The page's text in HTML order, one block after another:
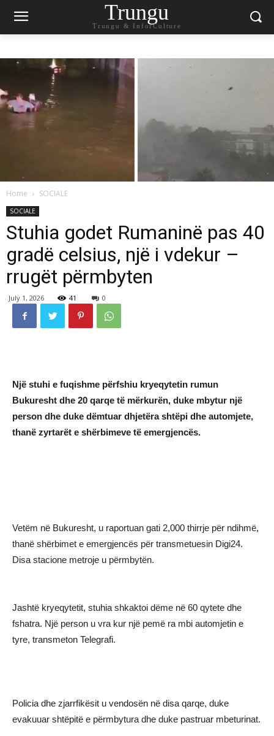
Trungu
Trungu & InforCulture
Home SOCIALE
SOCIALE
Stuhia godet Rumaninë pas 40
gradë celsius, një i vdekur –
rrugët përmbyten
July 1, 2026 41 0
Një stuhi e fuqishme përfshiu kryeqytetin rumun
Bukuresht dhe 20 qarqe të mërkurën, duke mbytur një
person dhe duke dëmtuar dhjetëra shtëpi dhe automjete,
thanë zyrtarët e shërbimeve të emergjencës.
Vetëm në Bukuresht, u raportuan gati 2,000 thirrje për ndihmë,
thanë shërbimet e emergjencës për transmetuesin Digi24.
Disa stacione metroje u përmbytën.
Jashtë kryeqytetit, stuhia shkaktoi dëme në 60 qytete dhe
fshatra. Një person u vra kur një pemë ra mbi automjetin e
tyre, transmeton Telegrafi.
Policia dhe zjarrfikësit u vendosën në disa qarqe, duke
evakuuar shtëpitë e përmbytura dhe duke pastruar mbeturinat.